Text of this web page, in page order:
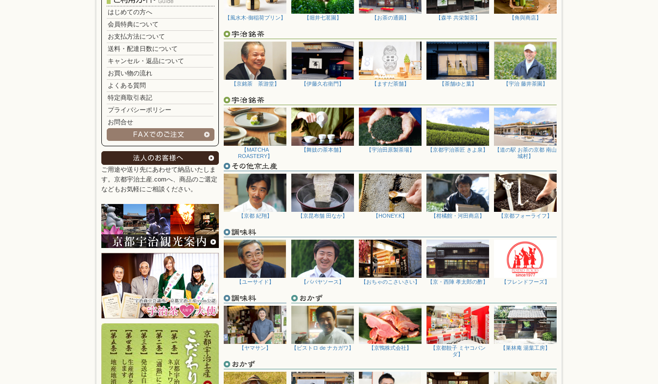
はじめての方へ
会員特典について
お支払方法について
送料・配達日数について
キャンセル・返品について
お買い物の流れ
よくある質問
特定商取引表記
プライバシーポリシー
お問合せ
ご用途や送り先にあわせて納品いたしま
す。京都宇治土産.comへ、商品のご選定
などもお気軽にご相談ください。
2025/05/13
「父の日特集」を公開いたしました。今年の父の日は6月15日。頑張るお父さんへの感謝の気持ちを込めて。京
2025/04/02
『母の日特集2025』を公開しました。今年の母の日は5月11日。「ありがとう」の言葉と共に、京都宇治ならでは
のプレゼントはいかがですか？新商品も取り揃えておりますので、ぜひご利用ください。
2025/02/17
「ホワイトデー特集」を公開いたしました。バレンタインのお返しやプレゼントにぴったりの宇治茶スイーツや和
雑貨など、こだわりの逸品をご用意しましたので、ぜひご覧ください。
「バレンタイン特集」をスタートしました。厳選した本場宇治の抹茶チョコレートや人気店のこだわりスイーツが
勢揃い！この機会にぜひご覧くださいませ。
2024/11/05
毎年ご好評の『送料無料キャンペーン』をスタート。お歳暮などのご贈答機会も多いこの季節、京都の銘菓やグル
メ、本場の宇治茶スイーツなどがお得にご利用いただけます。年末年始のご用途の早期予約にもご利用ください。
2024/11/01
「おつけもの処 京都 丸漬」のご紹介をスタートしました！季節限定、京都の味覚千枚漬のセットなど、みずみ
ずしいお漬物をぜひお試し下さいませ。
2024/09/25
ショコラと焼菓子の専門店「アトリエルージュ」の新商品、和のこだわりを詰め込んだクッキー缶、宇治茶のフィ
ナンシェを販売開始致しました。お手土産にもきっと喜ばれること間違いなしのお品です！
2024/09/17
「お歳暮特集ページ」を公開いたしました。お世話になった方に一年の感謝の気持ちを込めて。京都・宇治の銘店
2024/08/30
「京伏見菓匠 和晃」のご紹介をスタートいたしました。伏見生まれの銘菓の数々をどうぞご堪能くださいませ。
2024/08/27
【天候不良による配送停止・遅延につきまして】台風10号の影響で、8月27日～9月1日の期間において、道路状況
の悪化やお荷物引き受けの停止や大幅な配送遅延が予想されます。期間中においては指定日通りにお届けできない
場合がございますので、何卒ご了承下さいませ。配送状況の確認は、佐川急便HPよりお問い合わせ番号にてご確
認下さいませ。
2024/08/23
MATCHA ROASTERYのご紹介をスタートしました！一番茶の茶葉を焙煎したパウダーを商品化した世界初の『ロ
ースト抹茶』の風味をどうぞお楽しみください。
2024/08/21
「敬老の日特集」を公開しました。今年は9月16日が敬老の日。縁起の良い京の伝統的な銘菓や和菓子、雑貨など
を取り揃えました。日頃の感謝の気持ち込めたプレゼントにぜひご利用くださいませ。
2024/07/23
『観光地で選ばれる京都お土産特集』を公開しました。京都・宇治の銘茶や定番のお菓子が勢ぞろい！夏休みの京
都・宇治観光の事前リサーチやお土産のご配送にも便利ですので、ぜひご利用ください。
【風水木‐御稲荷プリン】 【堀井七茗園】 【お茶の通圓】 【森半 共栄製茶】 【角與商店】
【京銘茶 茶游堂】 【伊藤久右衛門】 【ますだ茶舗】 【茶舗ゆと葉】 【宇治 藤井茶園】
【MATCHA
ROASTERY】
【舞妓の茶本舗】 【宇治田原製茶場】 【京都宇治茶匠 きよ泉】
【道の駅 お茶の京都 南山
城村】
【京都 紀翔】 【京昆布舗 田なか】 【HONEY.K】 【柑橘館・河田商店】 【京都フォーライフ】
【ユーサイド】 【パパヤソース】 【おちゃのこさいさい】 【京・西陣 孝太郎の酢】 【フレンドフーズ】
【ヤマサン】 【ビストロ de ナカガワ】 【京鴨株式会社】
【京都餃子 ミヤコパン
ダ】
【巣林庵 湯葉工房】